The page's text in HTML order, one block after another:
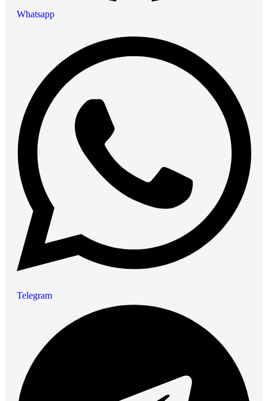
Whatsapp
Telegram